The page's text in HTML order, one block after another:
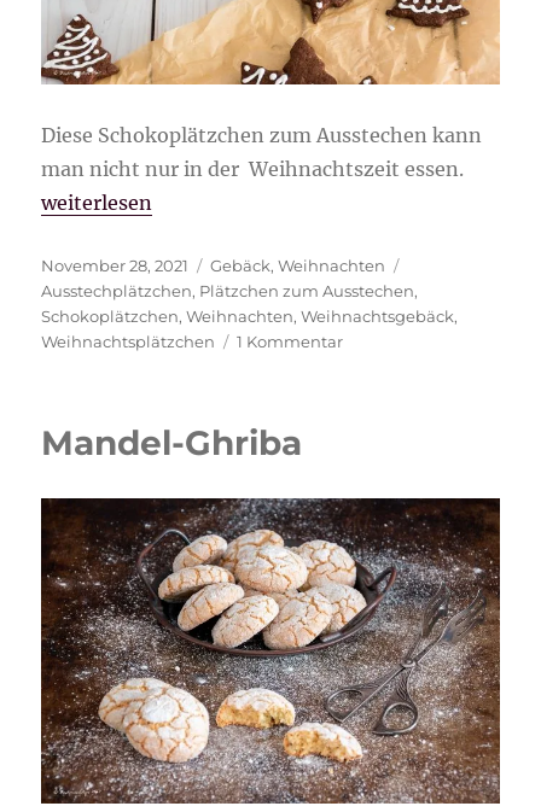
Diese Schokoplätzchen zum Ausstechen kann
man nicht nur in der Weihnachtszeit essen.
„Schokoplätzchen zum Ausstechen“
weiterlesen
Veröffentlicht
am
November 28, 2021 Kategorien
Gebäck,Weihnachten
Ausstechplätzchen, Plätzchen zum Ausstechen,
Schokoplätzchen,Weihnachten,Weihnachtsgebäck,
Weihnachtsplätzchen
1 Kommentarzu
Mandel-Ghriba